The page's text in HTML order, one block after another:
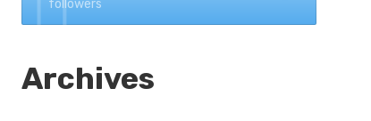
followers
Archives